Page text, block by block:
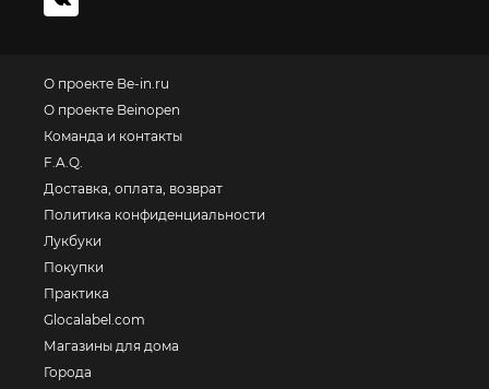
О проекте Be-in.ru
О проекте Beinopen
Команда и контакты
F.A.Q.
Доставка, оплата, возврат
Политика конфиденциальности
Лукбуки
Покупки
Практика
Glocalabel.com
Магазины для дома
Города